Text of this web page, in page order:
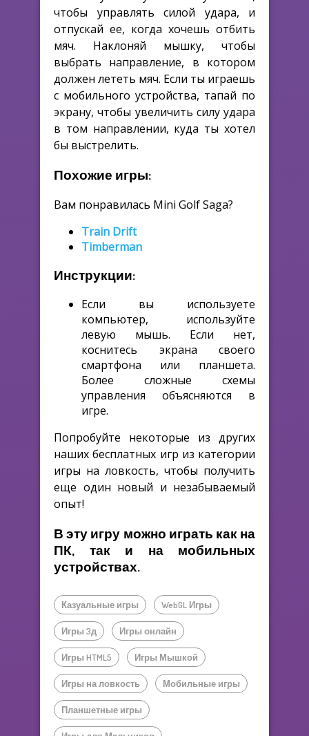
чтобы управлять силой удара, и
отпускай ее, когда хочешь отбить
мяч. Наклоняй мышку, чтобы
выбрать направление, в котором
должен лететь мяч. Если ты играешь
с мобильного устройства, тапай по
экрану, чтобы увеличить силу удара
в том направлении, куда ты хотел
бы выстрелить.
Похожие игры:
Вам понравилась Mini Golf Saga?
Train Drift
Timberman
Инструкции:
Если вы используете
компьютер, используйте
левую мышь. Если нет,
коснитесь экрана своего
смартфона или планшета.
Более сложные схемы
управления объясняются в
игре.
Попробуйте некоторые из других
наших бесплатных игр из категории
игры на ловкость, чтобы получить
еще один новый и незабываемый
опыт!
В эту игру можно играть как на
ПК, так и на мобильных
устройствах.
Казуальные игры WebGL Игры
Игры 3д Игры онлайн
Игры HTML5 Игры Мышкой
Игры на ловкость Мобильные игры
Планшетные игры